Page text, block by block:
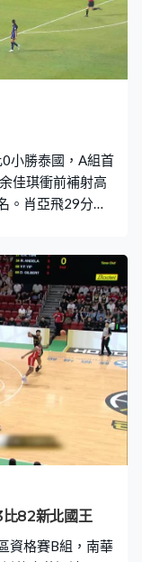
壓倒性表現，第
蛋」，再贏6比
0小勝泰國，A組首
佳琪衝前補射高
。肖亞飛29分鐘
強，泰國取得次
82新北國王
資格賽B組，南華